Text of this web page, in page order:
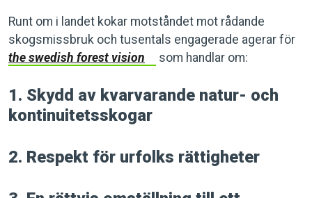
Runt om i landet kokar motståndet mot rådande
skogsmissbruk och tusentals engagerade agerar för
the swedish forest vision
som handlar om:
1. Skydd av kvarvarande natur- och
kontinuitetsskogar
2. Respekt för urfolks rättigheter